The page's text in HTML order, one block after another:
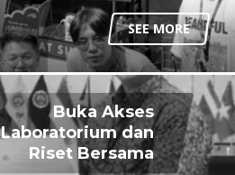
SEE MORE
Buka Akses
Laboratorium dan
Riset Bersama